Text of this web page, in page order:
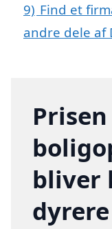
9) Find et
andre dele af
bliver
dyrere